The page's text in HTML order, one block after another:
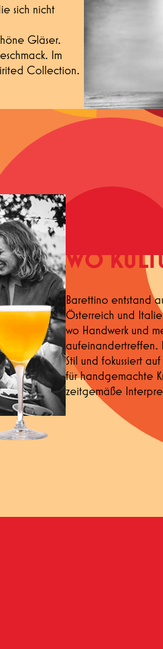
sich nicht
Gläser.
Im
Collection.
WO
Barettino entstand
Österreich und
wo Handwerk und
aufeinandertreffen.
Stil und fokussiert
für handgemachte
zeitgemäße
KONTAKT
gelesen und